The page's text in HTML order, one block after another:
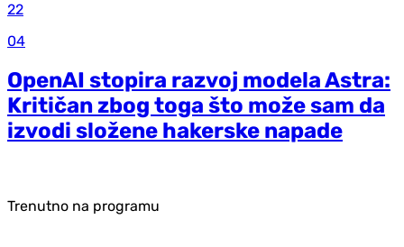
22
04
OpenAI stopira razvoj modela Astra:
Kritičan zbog toga što može sam da
izvodi složene hakerske napade
Trenutno na programu